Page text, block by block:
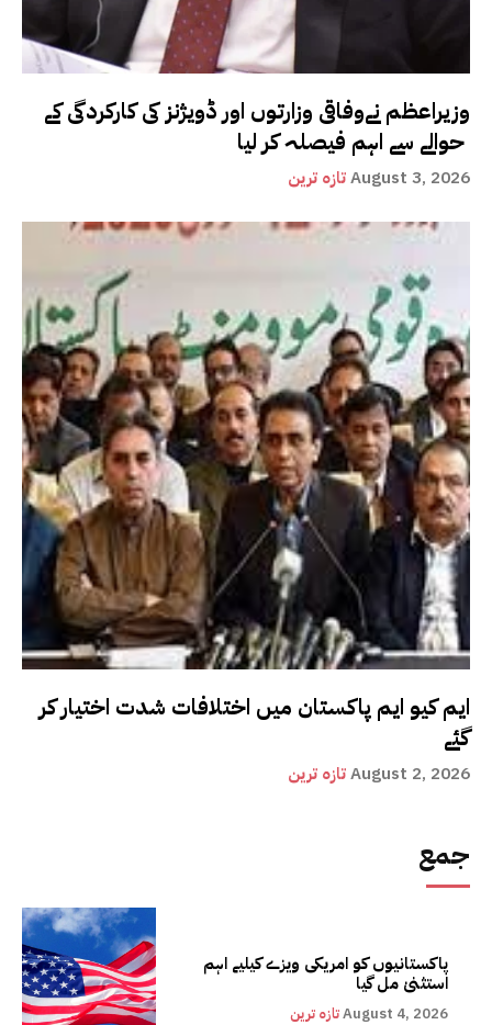
وزیراعظم نےوفاقی وزارتوں اور ڈویژنز کی کارکردگی کے
تازہ ترینAugust 3, 2026
ایم کیو ایم پاکستان میں اختلافات شدت اختیار کر
گئے
تازہ ترینAugust 2, 2026
جمع
پاکستانیوں کو امریکی ویزے کیلیے اہم
استثنیٰ مل گیا
تازہ ترینAugust 4, 2026